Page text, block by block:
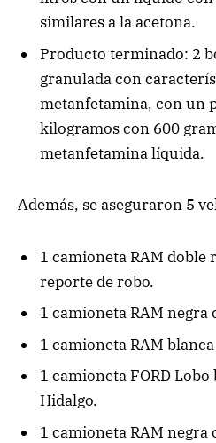
similares a la acetona.
Producto terminado: 2
granulada con
metanfetamina, con un
kilogramos con 600
metanfetamina líquida.
Además, se aseguraron 5
1 camioneta RAM doble
reporte de robo.
1 camioneta RAM
1 camioneta RAM
1 camioneta FORD
Hidalgo.
1 camioneta RAM negra